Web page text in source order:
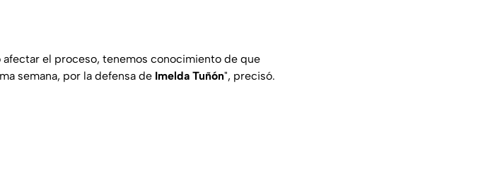
afectar el proceso, tenemos conocimiento de que
semana, por la defensa de Imelda Tuñón", precisó.